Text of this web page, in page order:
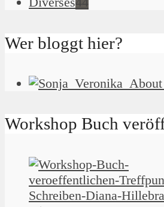
Wer bloggt hier?
Workshop Buch